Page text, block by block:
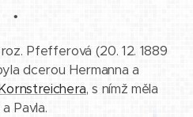
•
Pfefferová (20. 12. 1889
dcerou Hermanna a
, s nímž měla
Pavla.